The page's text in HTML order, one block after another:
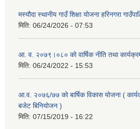
मस्यौदा स्थानीय गाउँ शिक्षा योजना हरिनगरा
मिति: 06/24/2026 - 07:53
आ. व. २०७९।०८० को वार्षिक नीति तथा
मिति: 06/24/2022 - 15:53
आ.व. २०७६/७७ को बार्षिक विकास योजना (
बजेट बिनियोजन )
मिति: 07/15/2019 - 16:22